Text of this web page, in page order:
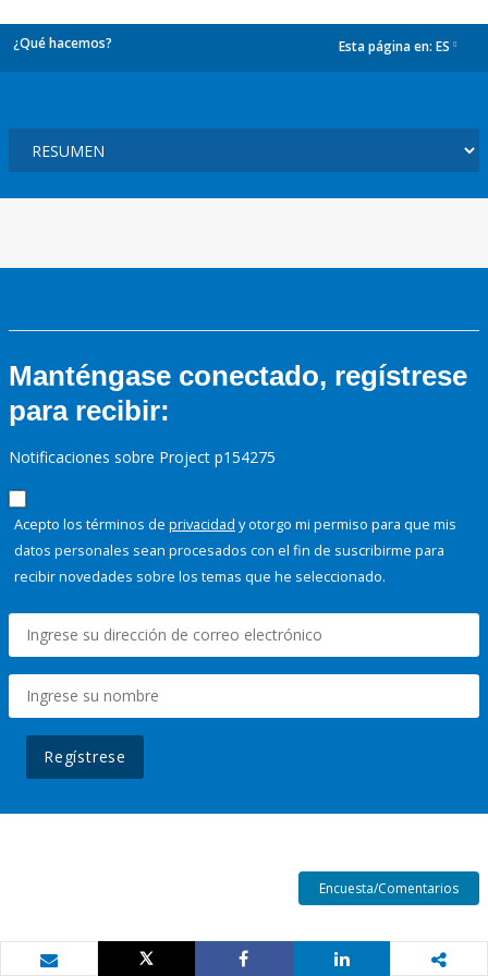
¿Qué hacemos? Esta página en: ES
Manténgase conectado, regístrese
para recibir:
Notificaciones sobre Project p154275
Acepto los términos de privacidad y otorgo mi permiso para que mis
datos personales sean procesados con el fin de suscribirme para
recibir novedades sobre los temas que he seleccionado.
Regístrese
Encuesta/Comentarios